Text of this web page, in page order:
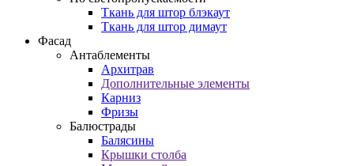
Ткань для штор блэкаут
Ткань для штор димаут
Фасад
Антаблементы
Архитрав
Дополнительные элементы
Карниз
Фризы
Балюстрады
Балясины
Крышки столба